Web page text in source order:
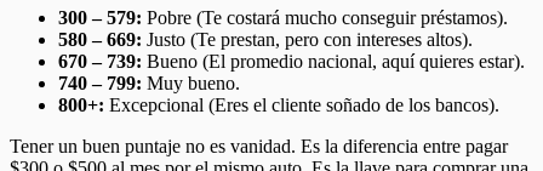
300 – 579: Pobre (Te costará mucho conseguir préstamos).
580 – 669: Justo (Te prestan, pero con intereses altos).
670 – 739: Bueno (El promedio nacional, aquí quieres estar).
740 – 799: Muy bueno.
800+: Excepcional (Eres el cliente soñado de los bancos).
Tener un buen puntaje no es vanidad. Es la diferencia entre pagar